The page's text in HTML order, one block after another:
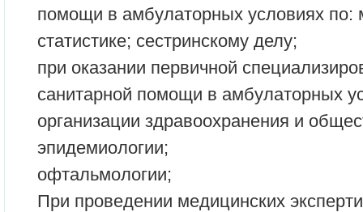
помощи в амбулаторных условиях по:
статистике; сестринскому делу;
при оказании первичной
санитарной помощи в амбулаторных
организации здравоохранения и
эпидемиологии;
офтальмологии;
При проведении медицинских